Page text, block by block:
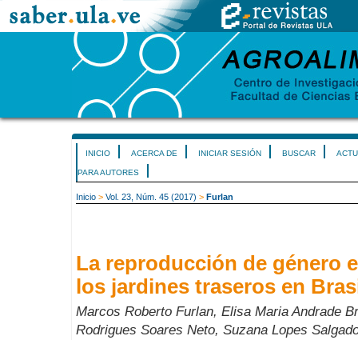
INICIO ACERCA DE INICIAR SESIÓN BUSCAR
PARA AUTORES
Inicio > Vol. 23, Núm. 45 (2017) > Furlan
La reproducción de género
los jardines traseros en
Marcos Roberto Furlan, Elisa Maria Andrade
Rodrigues Soares Neto, Suzana Lopes